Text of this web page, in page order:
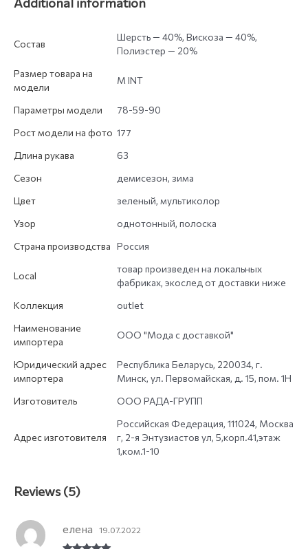
Состав
Шерсть — 40%, Вискоза — 40%,
Полиэстер — 20%
Размер товара на
модели
M INT
Параметры модели
78-59-90
Рост модели на фото 177
Длина рукава
63
Сезон
демисезон, зима
Цвет
зеленый, мультиколор
Узор
однотонный, полоска
Страна производства Россия
Local
товар произведен на локальных
фабриках, экослед от доставки ниже
Коллекция
outlet
Наименование
импортера
ООО "Мода с доставкой"
Юридический адрес
импортера
Республика Беларусь, 220034, г.
Минск, ул. Первомайская, д. 15, пом. 1Н
Изготовитель
ООО РАДА-ГРУПП
Адрес изготовителя
Российская Федерация, 111024, Москва
г, 2-я Энтузиастов ул, 5,корп.41,этаж
1,ком.1-10
Reviews (5)
елена 19.07.2022